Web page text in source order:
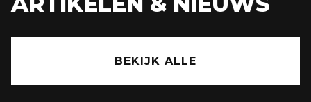
BEKIJK ALLE